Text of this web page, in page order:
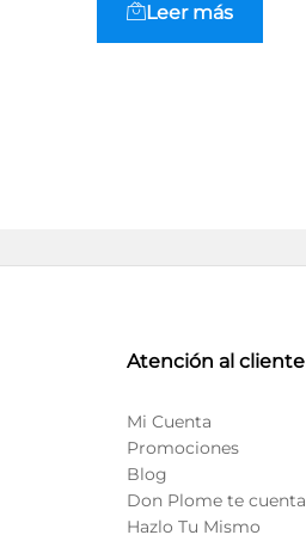
Leer más
Atención al cliente
Mi Cuenta
Promociones
Blog
Don Plome te cuenta
Hazlo Tu Mismo